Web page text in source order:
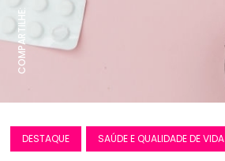
COMPARTILHE:
DESTAQUE SAÚDE E QUALIDADE DE VIDA